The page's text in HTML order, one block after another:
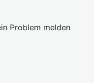
Problem melden